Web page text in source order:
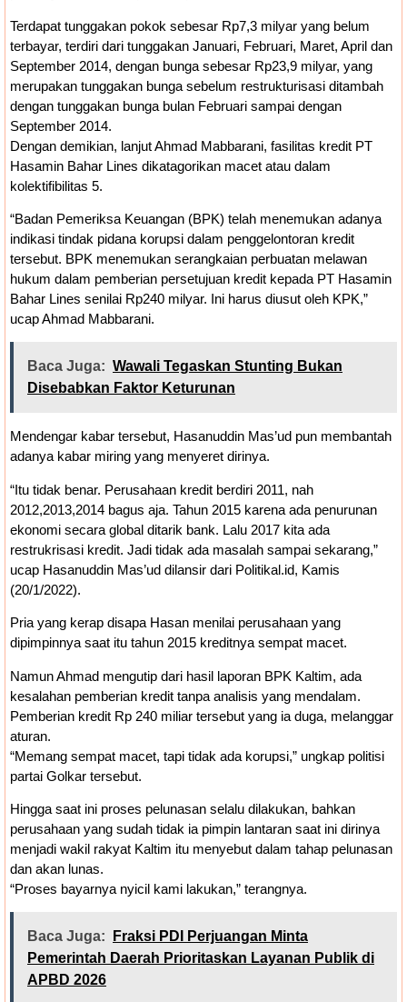
Terdapat tunggakan pokok sebesar Rp7,3 milyar yang belum
terbayar, terdiri dari tunggakan Januari, Februari, Maret, April dan
September 2014, dengan bunga sebesar Rp23,9 milyar, yang
merupakan tunggakan bunga sebelum restrukturisasi ditambah
dengan tunggakan bunga bulan Februari sampai dengan
September 2014.
Dengan demikian, lanjut Ahmad Mabbarani, fasilitas kredit PT
Hasamin Bahar Lines dikatagorikan macet atau dalam
kolektifibilitas 5.
“Badan Pemeriksa Keuangan (BPK) telah menemukan adanya
indikasi tindak pidana korupsi dalam penggelontoran kredit
tersebut. BPK menemukan serangkaian perbuatan melawan
hukum dalam pemberian persetujuan kredit kepada PT Hasamin
Bahar Lines senilai Rp240 milyar. Ini harus diusut oleh KPK,”
ucap Ahmad Mabbarani.
Baca Juga: Wawali Tegaskan Stunting Bukan
Disebabkan Faktor Keturunan
Mendengar kabar tersebut, Hasanuddin Mas’ud pun membantah
adanya kabar miring yang menyeret dirinya.
“Itu tidak benar. Perusahaan kredit berdiri 2011, nah
2012,2013,2014 bagus aja. Tahun 2015 karena ada penurunan
ekonomi secara global ditarik bank. Lalu 2017 kita ada
restrukrisasi kredit. Jadi tidak ada masalah sampai sekarang,”
ucap Hasanuddin Mas’ud dilansir dari Politikal.id, Kamis
(20/1/2022).
Pria yang kerap disapa Hasan menilai perusahaan yang
dipimpinnya saat itu tahun 2015 kreditnya sempat macet.
Namun Ahmad mengutip dari hasil laporan BPK Kaltim, ada
kesalahan pemberian kredit tanpa analisis yang mendalam.
Pemberian kredit Rp 240 miliar tersebut yang ia duga, melanggar
aturan.
“Memang sempat macet, tapi tidak ada korupsi,” ungkap politisi
partai Golkar tersebut.
Hingga saat ini proses pelunasan selalu dilakukan, bahkan
perusahaan yang sudah tidak ia pimpin lantaran saat ini dirinya
menjadi wakil rakyat Kaltim itu menyebut dalam tahap pelunasan
dan akan lunas.
“Proses bayarnya nyicil kami lakukan,” terangnya.
Baca Juga:
Fraksi PDI Perjuangan Minta
Pemerintah Daerah Prioritaskan Layanan Publik di
APBD 2026